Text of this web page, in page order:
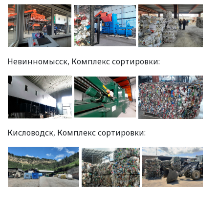
Невинномысск, Комплекс сортировки:
Кисловодск, Комплекс сортировки: